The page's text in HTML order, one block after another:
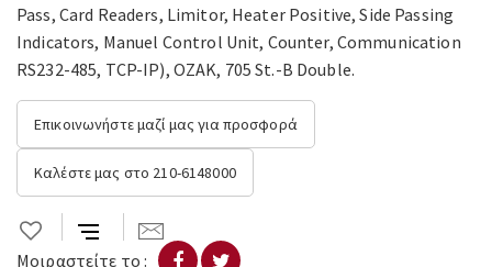
Pass, Card Readers, Limitor, Heater Positive, Side Passing
Indicators, Manuel Control Unit, Counter, Communication
RS232-485, TCP-IP), OZAK, 705 St.-B Double.
Επικοινωνήστε μαζί μας για προσφορά
Καλέστε μας στο 210-6148000
Μοιραστείτε το :